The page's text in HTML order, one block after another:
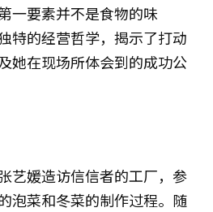
一要素并不是食物的味
特的经营哲学，揭示了打动
她在现场所体会到的成功公
艺媛造访信信者的工厂，参
泡菜和冬菜的制作过程。随